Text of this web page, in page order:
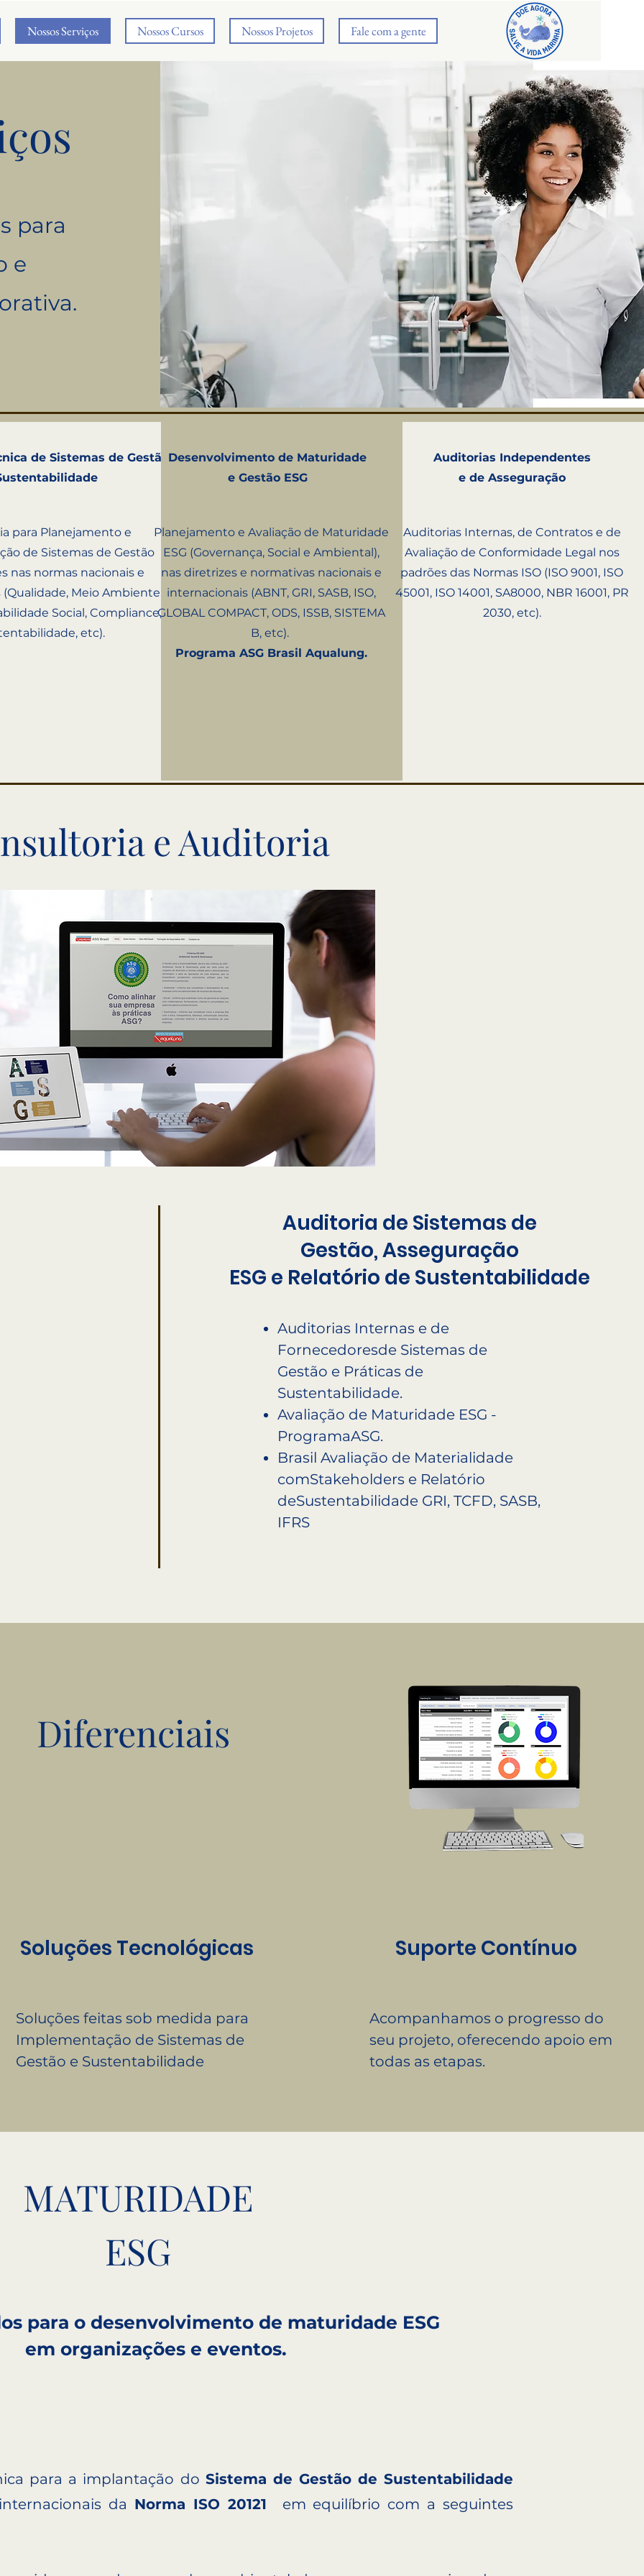
Nossos Serviços Nossos Cursos Nossos Projetos Fale com a gente
para
e
de Sistemas de Gestão
para Planejamento e
de Sistemas de Gestão
nas normas nacionais e
Meio Ambiente,
Social, Compliance,
etc).
Desenvolvimento de Maturidade
e Gestão ESG
Planejamento e Avaliação de Maturidade
ESG (Governança, Social e Ambiental),
nas diretrizes e normativas nacionais e
internacionais (ABNT, GRI, SASB, ISO,
GLOBAL COMPACT, ODS, ISSB, SISTEMA
B, etc).
Programa ASG Brasil Aqualung.
Auditorias Independentes
e de Asseguração
Auditorias Internas, de Contratos e de
Avaliação de Conformidade Legal nos
padrões das Normas ISO (ISO 9001, ISO
45001, ISO 14001, SA8000, NBR 16001, PR
2030, etc).
e Auditoria
Auditoria de Sistemas de
Gestão, Asseguração
ESG e Relatório de Sustentabilidade
Auditorias Internas e de
Fornecedoresde Sistemas de
Gestão e Práticas de
Sustentabilidade.
Avaliação de Maturidade ESG -
ProgramaASG.
Brasil Avaliação de Materialidade
comStakeholders e Relatório
deSustentabilidade GRI, TCFD, SASB,
IFRS
Diferenciais
Soluções Tecnológicas
Soluções feitas sob medida para
Implementação de Sistemas de
Gestão e Sustentabilidade
Suporte Contínuo
Acompanhamos o progresso do
seu projeto, oferecendo apoio em
todas as etapas.
MATURIDADE
ESG
para o desenvolvimento de maturidade ESG
organizações e eventos.
para a implantação do Sistema de Gestão de Sustentabilidade
da Norma ISO 20121 em equilíbrio com a seguintes